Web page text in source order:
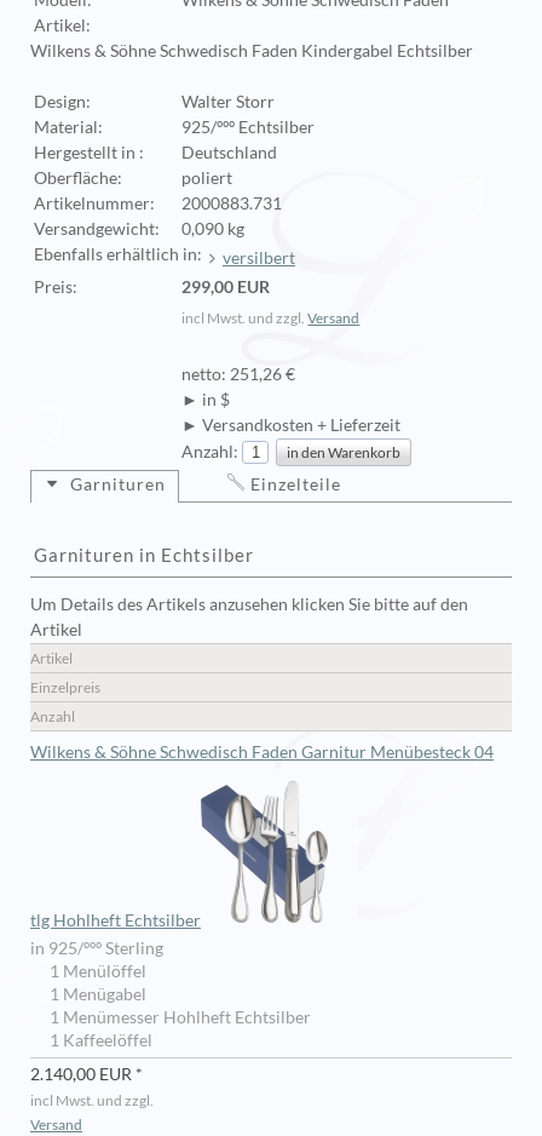
Artikel:
Wilkens & Söhne Schwedisch Faden Kindergabel Echtsilber
Design:
Walter Storr
Material:
925/ººº Echtsilber
Hergestellt in :
Deutschland
Oberfläche:
poliert
Artikelnummer:
2000883.731
Versandgewicht:
0,090 kg
Ebenfalls erhältlich in:
versilbert
Preis: 299,00 EUR
incl Mwst. und zzgl.Versand
netto: 251,26 €
► in $
► Versandkosten + Lieferzeit
Anzahl:
Garnituren
Garnituren in Echtsilber
Um Details des Artikels anzusehen klicken Sie bitte auf den
Artikel
Artikel
Einzelpreis
Anzahl
Wilkens & Söhne Schwedisch Faden Garnitur Menübesteck 04
tlg Hohlheft Echtsilber
in 925/ººº Sterling
1 Menülöffel
1 Menügabel
1 Menümesser Hohlheft Echtsilber
1 Kaffeelöffel
2.140,00 EUR *
incl Mwst. und zzgl.
Versand
Einzelteile